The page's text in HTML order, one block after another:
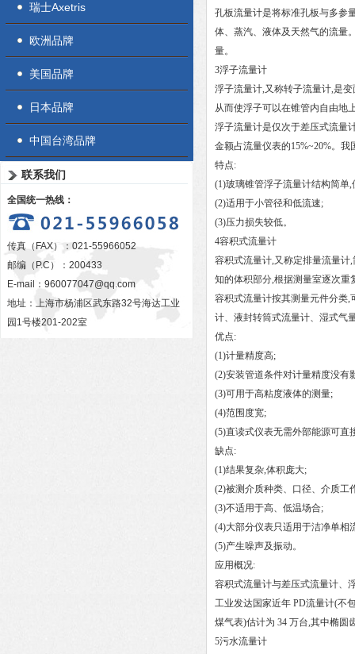
瑞士Axetris
欧洲品牌
美国品牌
日本品牌
中国台湾品牌
联系我们
全国统一热线：
传真（FAX）：021-55966052
邮编（P.C）：200433
E-mail： 960077047@qq.com
地址：上海市杨浦区武东路32号海达工业
园1号楼201-202室
孔板流量计是将标准孔板与多参
体、蒸汽、液体及天然气的流量
量。
3浮子流量计
浮子流量计,又称转子流量计,是
从而使浮子可以在锥管内自由地
浮子流量计是仅次于差压式流量
金额占流量仪表的15%~20%。
特点:
(1)玻璃锥管浮子流量计结构简单
(2)适用于小管径和低流速;
(3)压力损失较低。
4容积式流量计
容积式流量计,又称定排量流量计
知的体积部分,根据测量室逐次
容积式流量计按其测量元件分类
计、液封转筒式流量计、湿式气
优点:
(1)计量精度高;
(2)安装管道条件对计量精度没有
(3)可用于高粘度液体的测量;
(4)范围度宽;
(5)直读式仪表无需外部能源可直
缺点:
(1)结果复杂,体积庞大;
(2)被测介质种类、口径、介质工
(3)不适用于高、低温场合;
(4)大部分仪表只适用于洁净单相
(5)产生噪声及振动。
应用概况:
容积式流量计与差压式流量计、
工业发达国家近年 PD流量计(不
煤气表)估计为 34 万台,其中椭圆
5污水流量计